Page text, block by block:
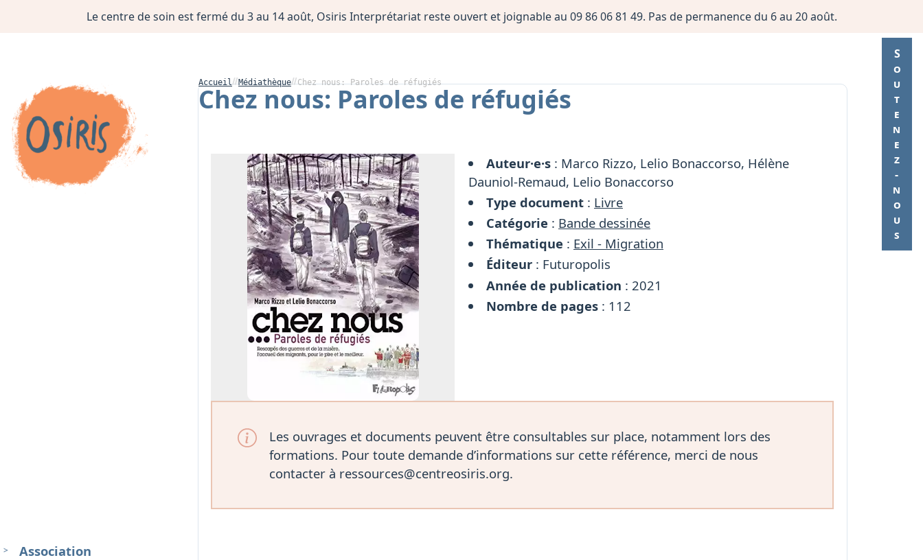
Le centre de soin est fermé du 3 au 14 août, Osiris Interprétariat reste ouvert et joignable au 09 86 06 81 49. Pas de permanence du 6 au 20 août.
Soutenez-nous
Association
Accueil Médiathèque Chez nous: Paroles de réfugiés
Chez nous: Paroles de réfugiés
Auteur·e·s : Marco Rizzo, Lelio Bonaccorso, Hélène
Dauniol-Remaud, Lelio Bonaccorso
Type document : Livre
Catégorie : Bande dessinée
Thématique : Exil - Migration
Éditeur : Futuropolis
Année de publication : 2021
Nombre de pages : 112
Les ouvrages et documents peuvent être consultables sur place, notamment lors des
formations. Pour toute demande d’informations sur cette référence, merci de nous
contacter à ressources@centreosiris.org.